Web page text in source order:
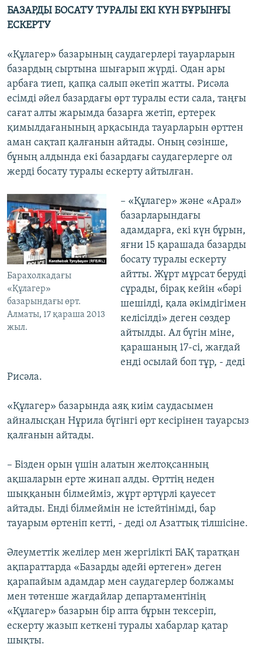
БАЗАРДЫ БОСАТУ ТУРАЛЫ ЕКІ КҮН БҰРЫНҒЫ
ЕСКЕРТУ
«Құлагер» базарының саудагерлері тауарларын
базардың сыртына шығарып жүрді. Одан ары
арбаға тиеп, қапқа салып әкетіп жатты. Рисәла
есімді әйел базардағы өрт туралы ести сала, таңғы
сағат алты жарымда базарға жетіп, ертерек
қимылдағанының арқасында тауарларын өрттен
аман сақтап қалғанын айтады. Оның сөзінше,
бұның алдында екі базардағы саудагерлерге ол
жерді босату туралы ескерту айтылған.
Барахолкадағы
«Құлагер»
базарындағы өрт.
Алматы, 17 қараша 2013
жыл.
– «Құлагер» және «Арал»
базарларындағы
адамдарға, екі күн бұрын,
яғни 15 қарашада базарды
босату туралы ескерту
айтты. Жұрт мұрсат беруді
сұрады, бірақ кейін «бәрі
шешілді, қала әкімдігімен
келісілді» деген сөздер
айтылды. Ал бүгін міне,
қарашаның 17-сі, жағдай
енді осылай боп тұр, - деді
Рисәла.
«Құлагер» базарында аяқ киім саудасымен
айналысқан Нұрила бүгінгі өрт кесірінен тауарсыз
қалғанын айтады.
– Бізден орын үшін алатын желтоқсанның
ақшаларын ерте жинап алды. Өрттің неден
шыққанын білмейміз, жұрт әртүрлі қауесет
айтады. Енді білмеймін не істейтінімді, бар
тауарым өртеніп кетті, - деді ол Азаттық тілшісіне.
Әлеуметтік желілер мен жергілікті БАҚ таратқан
ақпараттарда «Базарды әдейі өртеген» деген
қарапайым адамдар мен саудагерлер болжамы
мен төтенше жағдайлар департаментінің
«Құлагер» базарын бір апта бұрын тексеріп,
ескерту жазып кеткені туралы хабарлар қатар
шықты.